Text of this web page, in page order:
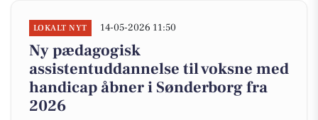
LOKALT NYT 14-05-2026 11:50
Ny pædagogisk
assistentuddannelse til voksne med
handicap åbner i Sønderborg fra
2026